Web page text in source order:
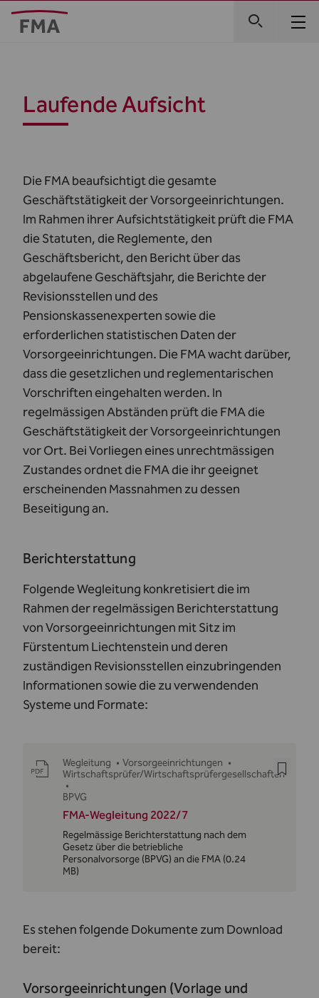
Laufende Aufsicht
Die FMA beaufsichtigt die gesamte
Geschäftstätigkeit der Vorsorgeeinrichtungen.
Im Rahmen ihrer Aufsichtstätigkeit prüft die FMA
die Statuten, die Reglemente, den
Geschäftsbericht, den Bericht über das
abgelaufene Geschäftsjahr, die Berichte der
Revisionsstellen und des
Pensionskassenexperten sowie die
erforderlichen statistischen Daten der
Vorsorgeeinrichtungen. Die FMA wacht darüber,
dass die gesetzlichen und reglementarischen
Vorschriften eingehalten werden. In
regelmässigen Abständen prüft die FMA die
Geschäftstätigkeit der Vorsorgeeinrichtungen
vor Ort. Bei Vorliegen eines unrechtmässigen
Zustandes ordnet die FMA die ihr geeignet
erscheinenden Massnahmen zu dessen
Beseitigung an.
Berichterstattung
Folgende Wegleitung konkretisiert die im
Rahmen der regelmässigen Berichterstattung
von Vorsorgeeinrichtungen mit Sitz im
Fürstentum Liechtenstein und deren
zuständigen Revisionsstellen einzubringenden
Informationen sowie die zu verwendenden
Systeme und Formate:
Wegleitung • Vorsorgeeinrichtungen •
Wirtschaftsprüfer/Wirtschaftsprüfergesellschaften
•
BPVG
FMA-Wegleitung 2022/7
Regelmässige Berichterstattung nach dem
Gesetz über die betriebliche
Personalvorsorge (BPVG) an die FMA (0.24
MB)
Es stehen folgende Dokumente zum Download
bereit:
Vorsorgeeinrichtungen (Vorlage und